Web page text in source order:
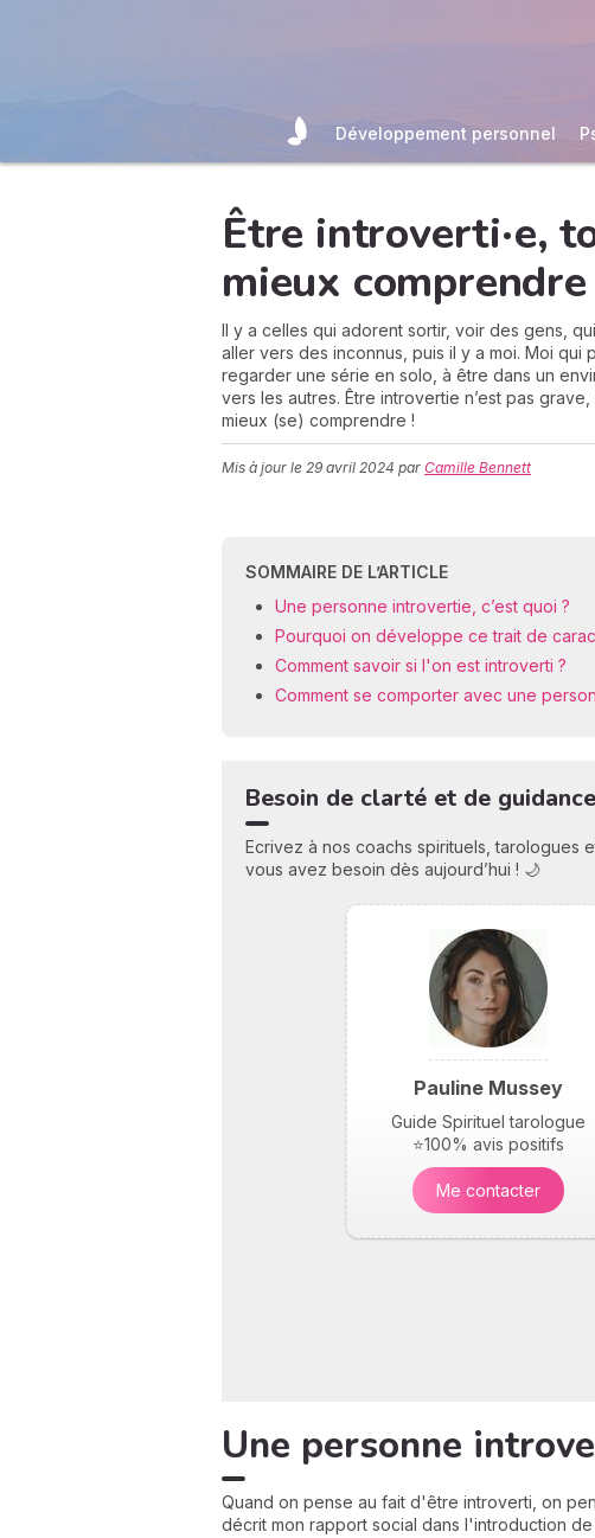
Développement personnel
Être introverti·e,
mieux comprendre
Il y a celles qui adorent sortir, voir des gens,
aller vers des inconnus, puis il y a moi. Moi
regarder une série en solo, à être dans un
vers les autres. Être introvertie n’est pas
mieux (se) comprendre !
Mis à jour le 29 avril 2024 par Camille Bennett
SOMMAIRE DE L’ARTICLE
Une personne introvertie, c’est quoi ?
Pourquoi on développe ce trait de
Comment savoir si l'on est introverti ?
Comment se comporter avec une
Besoin de clarté et de guidance
Ecrivez à nos coachs spirituels, tarologues
vous avez besoin dès aujourd’hui ! 🌙
Pauline Mussey
Guide Spirituel tarologue
⭐100% avis positifs
Me contacter
Une personne
Quand on pense au fait d'être introverti, on
décrit mon rapport social dans l'introduction de